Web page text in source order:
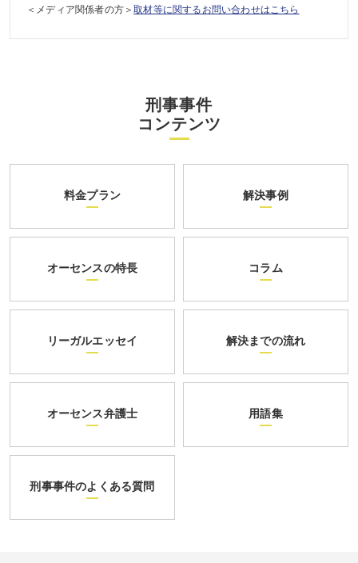
＜メディア関係者の方＞取材等に関するお問い合わせはこちら
刑事事件
コンテンツ
料金プラン 解決事例
オーセンスの特長 コラム
リーガルエッセイ 解決までの流れ
オーセンス弁護士 用語集
刑事事件のよくある質問